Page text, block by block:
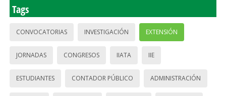
Tags
CONVOCATORIAS INVESTIGACIÓN EXTENSIÓN
JORNADAS CONGRESOS IIATA IIE
ESTUDIANTES CONTADOR PÚBLICO ADMINISTRACIÓN